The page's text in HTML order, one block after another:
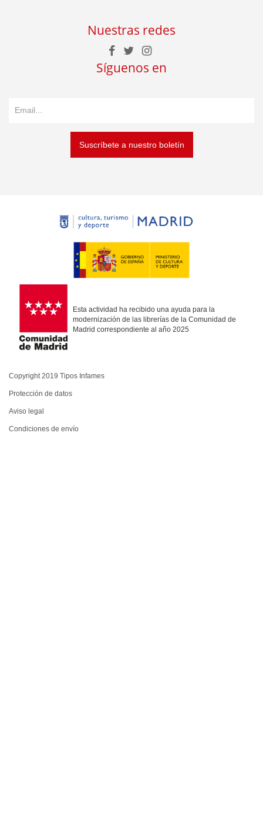
Nuestras redes
Síguenos en
Suscríbete a nuestro boletín
Esta actividad ha recibido una ayuda para la
modernización de las librerías de la Comunidad de
Madrid correspondiente al año 2025
Copyright 2019 Tipos Infames
Protección de datos
Aviso legal
Condiciones de envío